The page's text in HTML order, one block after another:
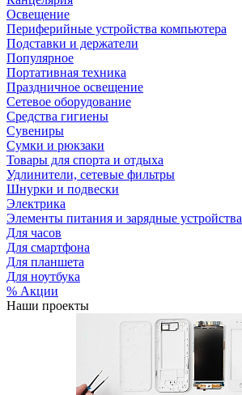
Освещение
Периферийные устройства компьютера
Подставки и держатели
Популярное
Портативная техника
Праздничное освещение
Сетевое оборудование
Средства гигиены
Сувениры
Сумки и рюкзаки
Товары для спорта и отдыха
Удлинители, сетевые фильтры
Шнурки и подвески
Электрика
Элементы питания и зарядные устройства
Для часов
Для смартфона
Для планшета
Для ноутбука
% Акции
Наши проекты